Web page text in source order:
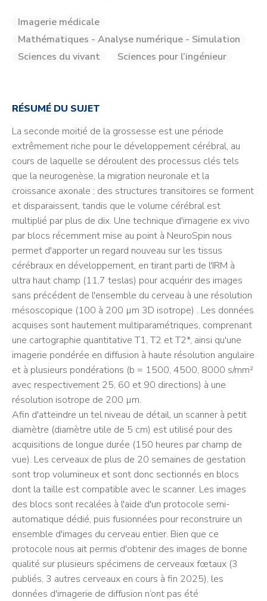
Imagerie médicale
Mathématiques - Analyse numérique - Simulation
Sciences du vivant
Sciences pour l’ingénieur
RÉSUMÉ DU SUJET
La seconde moitié de la grossesse est une période
extrêmement riche pour le développement cérébral, au
cours de laquelle se déroulent des processus clés tels
que la neurogenèse, la migration neuronale et la
croissance axonale ; des structures transitoires se forment
et disparaissent, tandis que le volume cérébral est
multiplié par plus de dix. Une technique d'imagerie ex vivo
par blocs récemment mise au point à NeuroSpin nous
permet d'apporter un regard nouveau sur les tissus
cérébraux en développement, en tirant parti de l'IRM à
ultra haut champ (11,7 teslas) pour acquérir des images
sans précédent de l'ensemble du cerveau à une résolution
mésoscopique (100 à 200 µm 3D isotrope) . Les données
acquises sont hautement multiparamétriques, comprenant
une cartographie quantitative T1, T2 et T2*, ainsi qu'une
imagerie pondérée en diffusion à haute résolution angulaire
et à plusieurs pondérations (b = 1500, 4500, 8000 s/mm²
avec respectivement 25, 60 et 90 directions) à une
résolution isotrope de 200 µm.
Afin d'atteindre un tel niveau de détail, un scanner à petit
diamètre (diamètre utile de 5 cm) est utilisé pour des
acquisitions de longue durée (150 heures par champ de
vue). Les cerveaux de plus de 20 semaines de gestation
sont trop volumineux et sont donc sectionnés en blocs
dont la taille est compatible avec le scanner. Les images
des blocs sont recalées à l'aide d'un protocole semi-
automatique dédié, puis fusionnées pour reconstruire un
ensemble d'images du cerveau entier. Bien que ce
protocole nous ait permis d'obtenir des images de bonne
qualité sur plusieurs spécimens de cerveaux fœtaux (3
publiés, 3 autres cerveaux en cours à fin 2025), les
données d'imagerie de diffusion n’ont pas été